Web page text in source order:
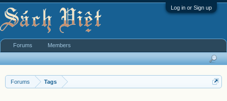
Log in or Sign up
Forums Tags
Forums Members